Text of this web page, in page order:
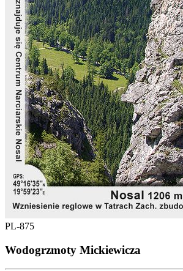
PL-875
Wodogrzmoty Mickiewicza